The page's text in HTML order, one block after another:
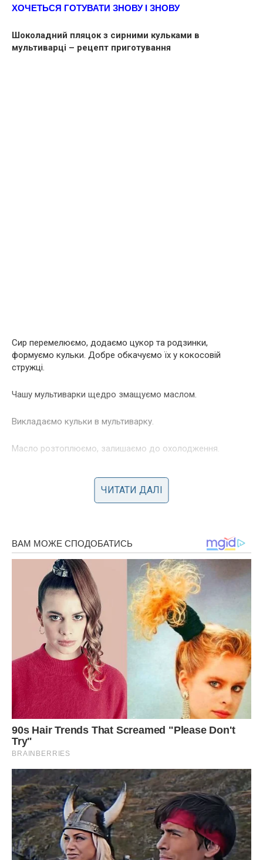
ХОЧЕТЬСЯ ГОТУВАТИ ЗНОВУ І ЗНОВУ
Шоколадний пляцок з сирними кульками в
мультиварці – рецепт приготування
Сир перемелюємо, додаємо цукор та родзинки,
формуємо кульки. Добре обкачуємо їх у кокосовій
стружці.
Чашу мультиварки щедро змащуємо маслом.
Викладаємо кульки в мультиварку.
Масло розтоплюємо, залишаємо до охолодження.
Яйця збuваємо з сметаною, розтопленим маслом, цукром
та ванільним цукром до повного розчинення цукру.
соду, ще раз вимішуємо. Отриману масу виливаємо в
мультиварку.
Закриваємо мультиварку кришкою, встановлюємо режим
ЧИТАТИ ДАЛІ